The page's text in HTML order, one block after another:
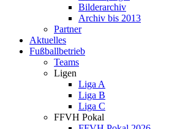
Bilderarchiv
Archiv bis 2013
Partner
Aktuelles
Fußballbetrieb
Teams
Ligen
Liga A
Liga B
Liga C
FFVH Pokal